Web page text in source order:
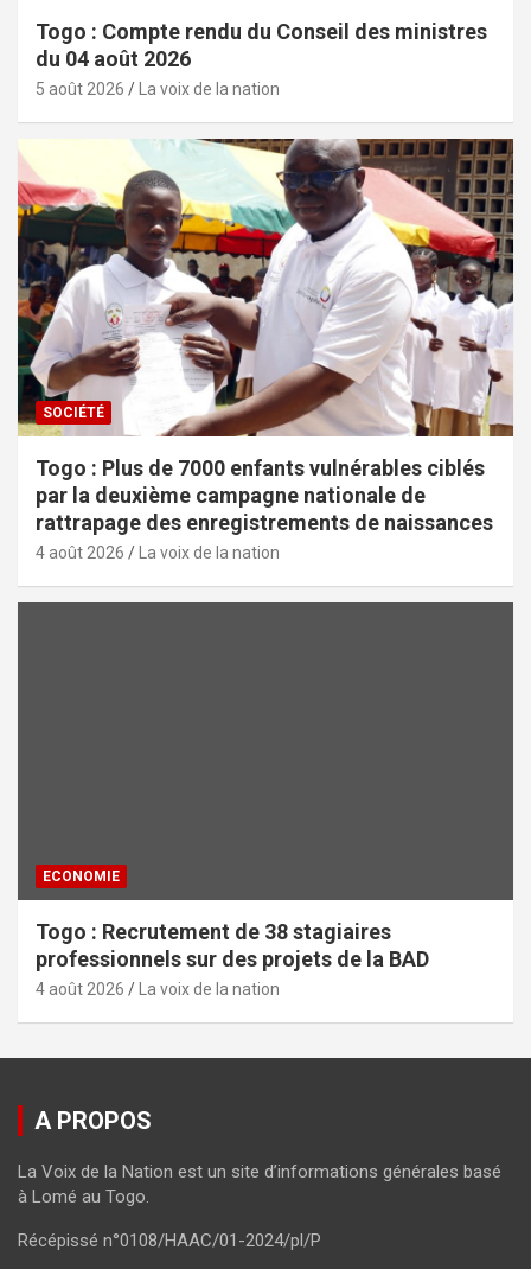
Togo : Compte rendu du Conseil des ministres
du 04 août 2026
5 août 2026 La voix de la nation
SOCIÉTÉ
Togo : Plus de 7000 enfants vulnérables ciblés
par la deuxième campagne nationale de
rattrapage des enregistrements de naissances
4 août 2026 La voix de la nation
ECONOMIE
Togo : Recrutement de 38 stagiaires
professionnels sur des projets de la BAD
4 août 2026 La voix de la nation
A PROPOS
La Voix de la Nation est un site d’informations générales basé
à Lomé au Togo.
Récépissé n°0108/HAAC/01-2024/pl/P